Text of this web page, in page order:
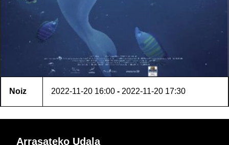
Noiz 2022-11-20 16:00 - 2022-11-20 17:30
Arrasateko Udala